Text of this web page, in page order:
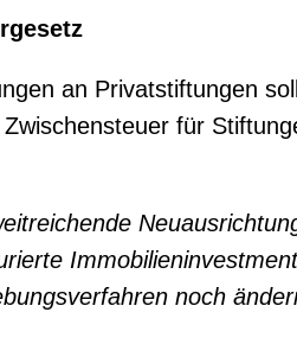
an Privatstiftungen
für
noch